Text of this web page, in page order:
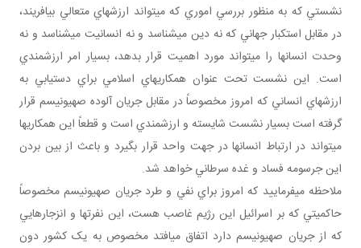
نشستي که به منظور بررسي اموري که مي تواند ارزش هاي متعالي بيافريند،
در مقابل استکبار جهاني که نه دين مي شناسد و نه انسانيت مي شناسد و نه
وحدت انسان ها را مي تواند مورد اهميت قرار بدهد، بسيار امر ارزشمندي
است. اين نشست تحت عنوان همکاري هاي اسلامي براي دستيابي به
ارزش هاي انساني که امروز مخصوصاً در مقابل جريان آلوده صهيونيسم قرار
گرفته است بسيار نشست شايسته و ارزشمندي است و قطعاً اين همکاري ها
مي تواند در ارتباط انسان ها در جهت واحد قرار بگيرد و باعث از بين بردن
اين جرسومه فساد و غده سرطاني خواهد شد.
ملاحظه مي فرماييد که امروز براي نفي و طرد جريان صهيونيسم مخصوصاً
حاکميتي که بر اسرائيل اين رژيم غاصب هست، اين نفرت ها و انزجارهايي
که از جريان صهيونيسم دارد اتفاق مي افتد مخصوص به يک کشور دون